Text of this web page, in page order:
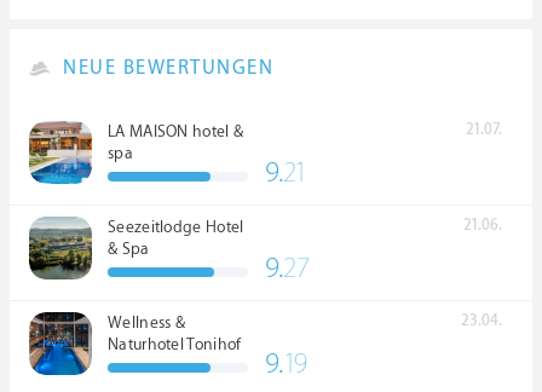
NEUE BEWERTUNGEN
LA MAISON hotel &
spa
21.07.
9.21
Seezeitlodge Hotel
& Spa
21.06.
9.27
Wellness &
Naturhotel Tonihof
****S
23.04.
9.19